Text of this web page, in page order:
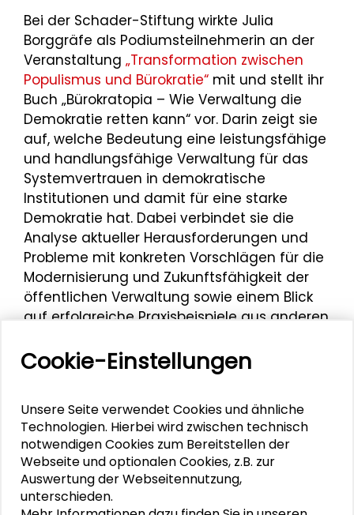
Bei der Schader-Stiftung wirkte Julia
Borggräfe als Podiumsteilnehmerin an der
Veranstaltung „Transformation zwischen
Populismus und Bürokratie“ mit und stellt ihr
Buch „Bürokratopia – Wie Verwaltung die
Demokratie retten kann“ vor. Darin zeigt sie
auf, welche Bedeutung eine leistungsfähige
und handlungsfähige Verwaltung für das
Systemvertrauen in demokratische
Institutionen und damit für eine starke
Demokratie hat. Dabei verbindet sie die
Analyse aktueller Herausforderungen und
Probleme mit konkreten Vorschlägen für die
Modernisierung und Zukunftsfähigkeit der
öffentlichen Verwaltung sowie einem Blick
auf erfolgreiche Praxisbeispiele aus anderen
Im Vorfeld der Buchvorstellung nahm sie
teil, die den Austausch zu Fragen der
Demokratisierung, der Kommunalfinanzen
sowie der Rolle von Kommunen als Orten
der Integration ermöglichte.
Cookie-Einstellungen
Unsere Seite verwendet Cookies und ähnliche
Technologien. Hierbei wird zwischen technisch
notwendigen Cookies zum Bereitstellen der
Webseite und optionalen Cookies, z.B. zur
Auswertung der Webseitennutzung,
unterschieden.